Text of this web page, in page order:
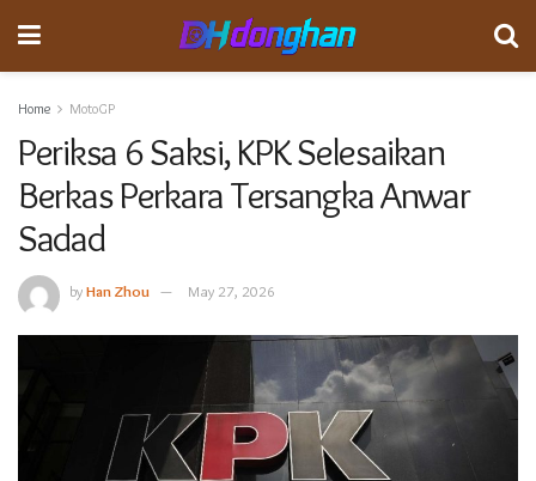
Home MotoGP
Periksa 6 Saksi, KPK Selesaikan
Berkas Perkara Tersangka Anwar
Sadad
byHan Zhou May 27, 2026